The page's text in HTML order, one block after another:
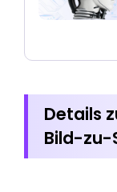
Details
Bild-zu-